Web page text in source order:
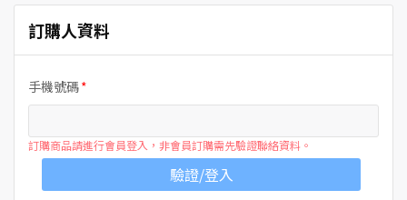
訂購人資料
手機號碼
訂購商品請進行會員登入，非會員訂購需先驗證聯絡資料。
驗證/登入